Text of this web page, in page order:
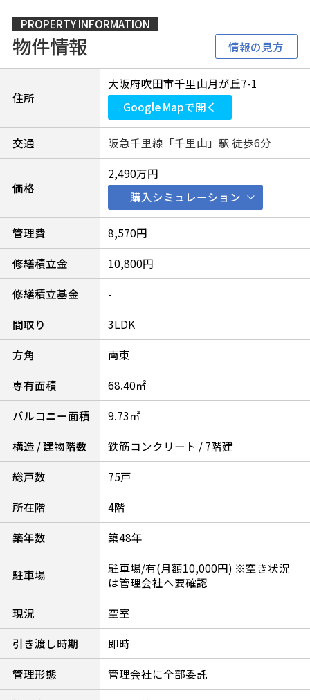
PROPERTY INFORMATION
物件情報 情報の見方
住所
大阪府吹田市千里山月が丘7-1
Google Mapで開く
交通 阪急千里線「千里山」駅 徒歩6分
価格
2,490万円
購入シミュレーション
管理費
8,570円
修繕積立金
10,800円
修繕積立基金
-
間取り
3LDK
方角
南東
専有面積
68.40㎡
バルコニー面積
9.73㎡
構造 / 建物階数
鉄筋コンクリート / 7階建
総戸数
75戸
所在階
4階
築年数
築48年
駐車場
駐車場/有(月額10,000円) ※空き状況
は管理会社へ要確認
現況
空室
引き渡し時期
即時
管理形態
管理会社に全部委託